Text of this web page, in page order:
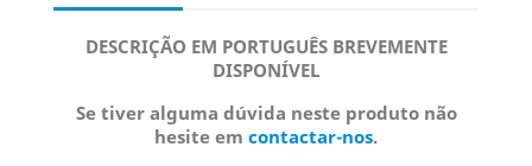
DESCRIÇÃO EM PORTUGUÊS BREVEMENTE
DISPONÍVEL
Se tiver alguma dúvida neste produto não
hesite em contactar-nos.